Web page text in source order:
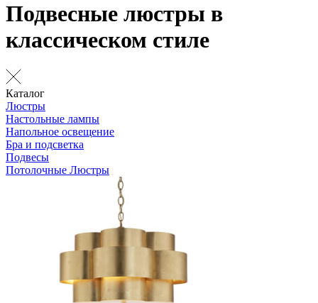
Подвесные люстры в
классическом стиле
Каталог
Люстры
Настольные лампы
Напольнoе освещение
Бра и подсветка
Подвесы
Потолочные Люстры